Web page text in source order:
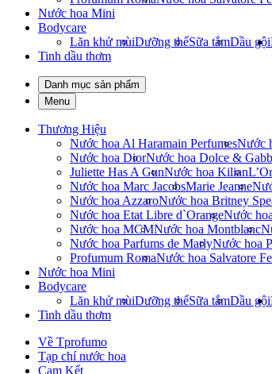
Nước hoa Mini
Bodycare
Lăn khử mùiDưỡng thểSữa tắmDầu gội
Tinh dầu thơm
Danh mục sản phẩm
Menu
Thương Hiệu
Nước hoa Al Haramain PerfumesNước
Nước hoa DiorNước hoa Dolce &
Juliette Has A GunNước hoa Kilian
Nước hoa Marc JacobsMarie Jeanne
Nước hoa AzzaroNước hoa Britney
Nước hoa Etat Libre d`OrangeNước
Nước hoa MCMNước hoa Montblanc
Nước hoa Parfums de MarlyNước hoa
Profumum RomaNước hoa Salvatore
Nước hoa Mini
Bodycare
Lăn khử mùiDưỡng thểSữa tắmDầu gội
Tinh dầu thơm
Về Tprofumo
Tạp chí nước hoa
Cam Kết